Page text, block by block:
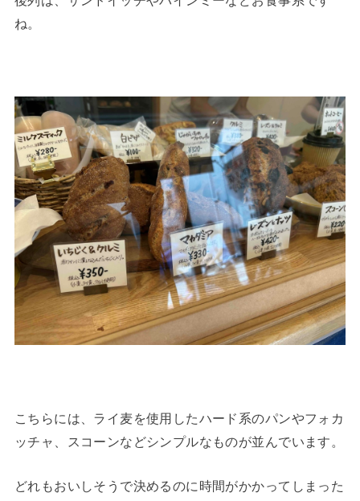
ね。
こちらには、ライ麦を使用したハード系のパンやフォカ
ッチャ、スコーンなどシンプルなものが並んでいます。
どれもおいしそうで決めるのに時間がかかってしまった